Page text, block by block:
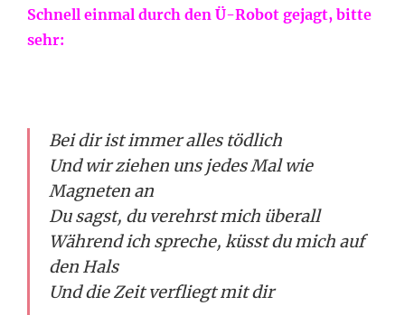
Schnell einmal durch den Ü-Robot gejagt, bitte
sehr:
Bei dir ist immer alles tödlich
Und wir ziehen uns jedes Mal wie
Magneten an
Du sagst, du verehrst mich überall
Während ich spreche, küsst du mich auf
den Hals
Und die Zeit verfliegt mit dir